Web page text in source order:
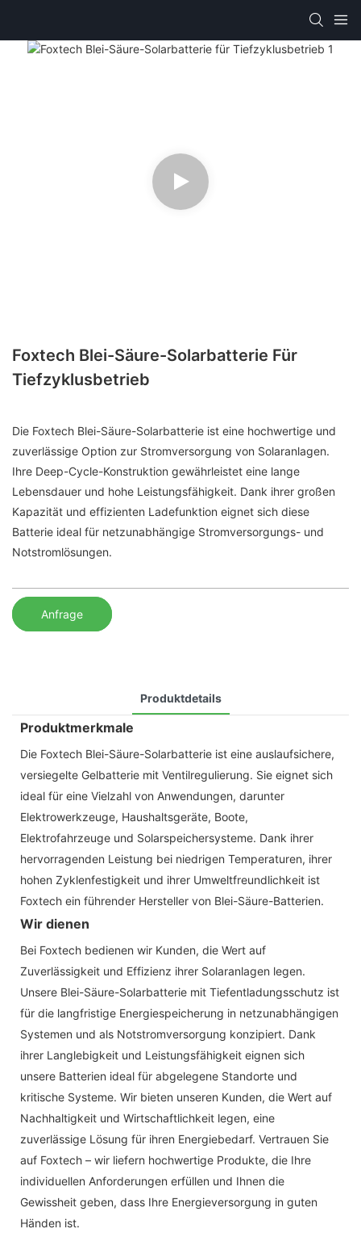
Foxtech Blei-Säure-Solarbatterie Für
Tiefzyklusbetrieb
Die Foxtech Blei-Säure-Solarbatterie ist eine hochwertige und
zuverlässige Option zur Stromversorgung von Solaranlagen.
Ihre Deep-Cycle-Konstruktion gewährleistet eine lange
Lebensdauer und hohe Leistungsfähigkeit. Dank ihrer großen
Kapazität und effizienten Ladefunktion eignet sich diese
Batterie ideal für netzunabhängige Stromversorgungs- und
Notstromlösungen.
Anfrage
Produktdetails
Produktmerkmale
Die Foxtech Blei-Säure-Solarbatterie ist eine auslaufsichere,
versiegelte Gelbatterie mit Ventilregulierung. Sie eignet sich
ideal für eine Vielzahl von Anwendungen, darunter
Elektrowerkzeuge, Haushaltsgeräte, Boote,
Elektrofahrzeuge und Solarspeichersysteme. Dank ihrer
hervorragenden Leistung bei niedrigen Temperaturen, ihrer
hohen Zyklenfestigkeit und ihrer Umweltfreundlichkeit ist
Foxtech ein führender Hersteller von Blei-Säure-Batterien.
Wir dienen
Bei Foxtech bedienen wir Kunden, die Wert auf
Zuverlässigkeit und Effizienz ihrer Solaranlagen legen.
Unsere Blei-Säure-Solarbatterie mit Tiefentladungsschutz ist
für die langfristige Energiespeicherung in netzunabhängigen
Systemen und als Notstromversorgung konzipiert. Dank
ihrer Langlebigkeit und Leistungsfähigkeit eignen sich
unsere Batterien ideal für abgelegene Standorte und
kritische Systeme. Wir bieten unseren Kunden, die Wert auf
Nachhaltigkeit und Wirtschaftlichkeit legen, eine
zuverlässige Lösung für ihren Energiebedarf. Vertrauen Sie
auf Foxtech – wir liefern hochwertige Produkte, die Ihre
individuellen Anforderungen erfüllen und Ihnen die
Gewissheit geben, dass Ihre Energieversorgung in guten
Händen ist.